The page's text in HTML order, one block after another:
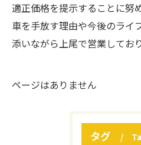
適正価格を提示することに努
車を手放す理由や今後のライ
添いながら上尾で営業してお
ページはありません
タグ